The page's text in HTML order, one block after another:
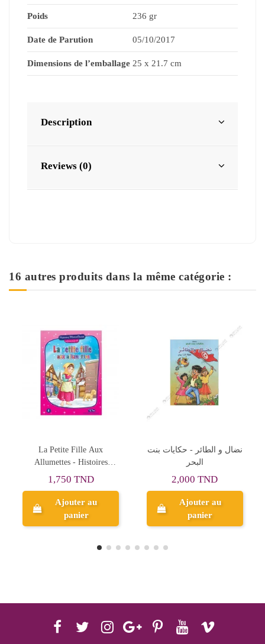
Poids 236 gr
Date de Parution 05/10/2017
Dimensions de l’emballage 25 x 21.7 cm
Description
Reviews (0)
16 autres produits dans la même catégorie :
نضال و الطائر - حكايات بنت
البحر
2,000 TND
Ajouter au
panier
Rainbow High 05, Toutes
pour une ! - La
Bibliothèque Rose -
24,480 TND
Ajouter au
panier